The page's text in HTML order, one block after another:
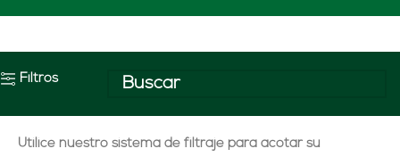
Filtros
Utilice nuestro sistema de filtraje para acotar su